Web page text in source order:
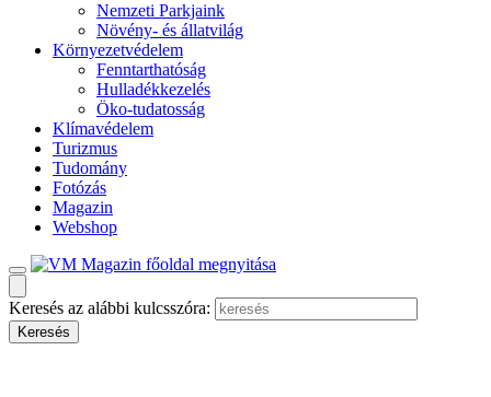
Nemzeti Parkjaink
Növény- és állatvilág
Környezetvédelem
Fenntarthatóság
Hulladékkezelés
Öko-tudatosság
Klímavédelem
Turizmus
Tudomány
Fotózás
Magazin
Webshop
Keresés az alábbi kulcsszóra: